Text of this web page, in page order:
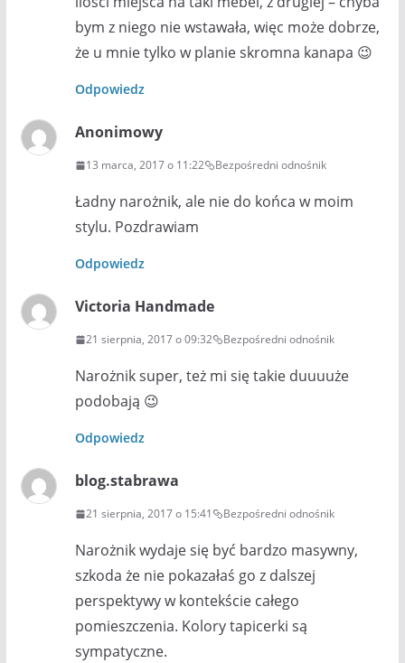
bym z niego nie wstawała, więc może dobrze,
że u mnie tylko w planie skromna kanapa 😉
Odpowiedz
Anonimowy
13 marca, 2017 o 11:22 Bezpośredni odnośnik
Ładny narożnik, ale nie do końca w moim
stylu. Pozdrawiam
Odpowiedz
Victoria Handmade
21 sierpnia, 2017 o 09:32 Bezpośredni odnośnik
Narożnik super, też mi się takie duuuuże
podobają 😉
Odpowiedz
blog.stabrawa
21 sierpnia, 2017 o 15:41 Bezpośredni odnośnik
Narożnik wydaje się być bardzo masywny,
szkoda że nie pokazałaś go z dalszej
perspektywy w kontekście całego
pomieszczenia. Kolory tapicerki są
sympatyczne.